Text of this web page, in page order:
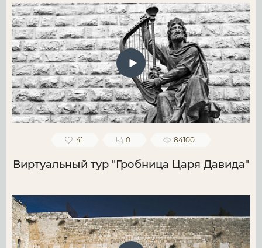
41 0 84100
Виртуальный тур "Гробница Царя Давида"